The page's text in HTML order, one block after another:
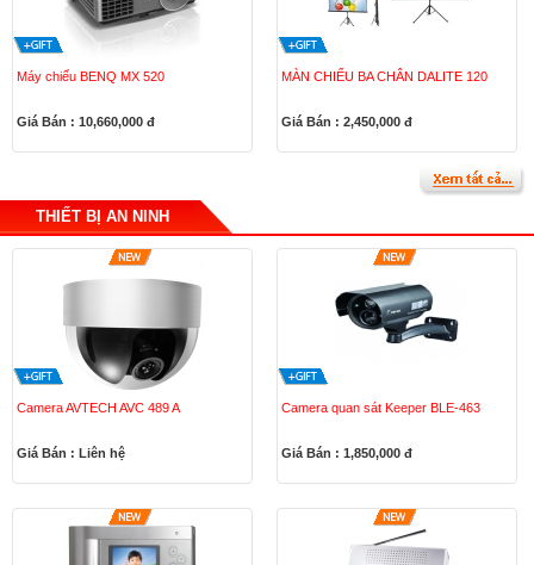
Máy chiếu BENQ MX 520
Giá Bán : 10,660,000 đ
MÀN CHIẾU BA CHÂN DALITE 120
Giá Bán : 2,450,000 đ
THIẾT BỊ AN NINH
Camera AVTECH AVC 489 A
Giá Bán : Liên hệ
Camera quan sát Keeper BLE-463
Giá Bán : 1,850,000 đ